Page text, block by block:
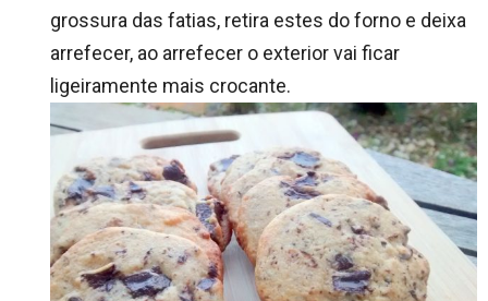
grossura das fatias, retira estes do forno e deixa
arrefecer, ao arrefecer o exterior vai ficar
ligeiramente mais crocante.